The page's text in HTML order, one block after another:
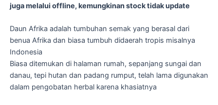
juga melalui offline, kemungkinan stock tidak update
Daun Afrika adalah tumbuhan semak yang berasal dari
benua Afrika dan biasa tumbuh didaerah tropis misalnya
Indonesia
Biasa ditemukan di halaman rumah, sepanjang sungai dan
danau, tepi hutan dan padang rumput, telah lama digunakan
dalam pengobatan herbal karena khasiatnya